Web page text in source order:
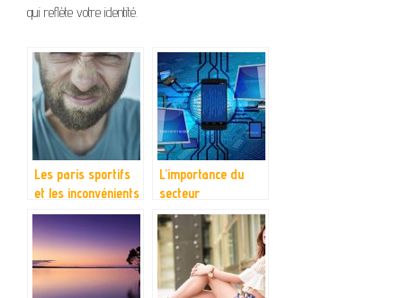
qui reflète votre identité.
Les paris sportifs
et les inconvénients
liés à ces pratiques
L’importance du
secteur
informatique dans
le monde
professionnel : Le
développement
d’applications